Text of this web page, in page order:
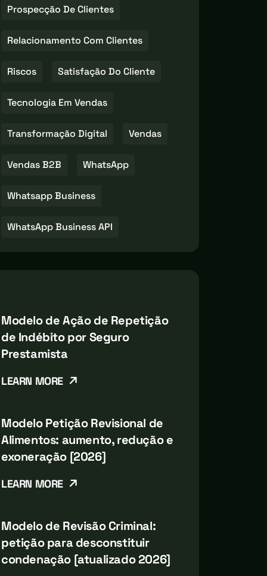
Prospecção De Clientes
Relacionamento Com Clientes
Riscos Satisfação Do Cliente
Tecnologia Em Vendas
Transformação Digital Vendas
Vendas B2B WhatsApp
Whatsapp Business
WhatsApp Business API
Modelo de Ação de Repetição
de Indébito por Seguro
Prestamista
LEARN MORE
Modelo Petição Revisional de
Alimentos: aumento, redução e
exoneração [2026]
LEARN MORE
Modelo de Revisão Criminal:
petição para desconstituir
condenação [atualizado 2026]